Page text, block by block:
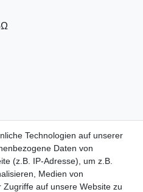
Technologien auf unserer
Daten von
(z.B. IP-Adresse), um z.B.
Medien von
auf unsere Website zu